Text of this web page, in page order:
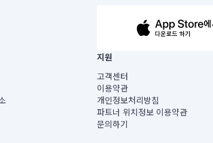
|
지원
고객센터
이용약관
개인정보처리방침
파트너 위치정보 이용약관
문의하기